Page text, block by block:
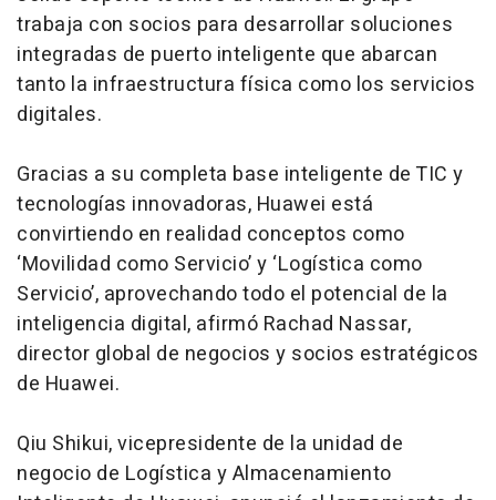
trabaja con socios para desarrollar soluciones
integradas de puerto inteligente que abarcan
tanto la infraestructura física como los servicios
digitales.
Gracias a su completa base inteligente de TIC y
tecnologías innovadoras, Huawei está
convirtiendo en realidad conceptos como
‘Movilidad como Servicio’ y ‘Logística como
Servicio’, aprovechando todo el potencial de la
inteligencia digital, afirmó Rachad Nassar,
director global de negocios y socios estratégicos
de Huawei.
Qiu Shikui, vicepresidente de la unidad de
negocio de Logística y Almacenamiento